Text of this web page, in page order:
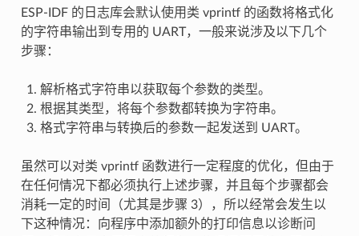
ESP-IDF 的日志库会默认使用类 vprintf 的函数将格式化
的字符串输出到专用的 UART，一般来说涉及以下几个
步骤：
解析格式字符串以获取每个参数的类型。
根据其类型，将每个参数都转换为字符串。
格式字符串与转换后的参数一起发送到 UART。
虽然可以对类 vprintf 函数进行一定程度的优化，但由于
在任何情况下都必须执行上述步骤，并且每个步骤都会
消耗一定的时间（尤其是步骤 3），所以经常会发生以
下这种情况：向程序中添加额外的打印信息以诊断问